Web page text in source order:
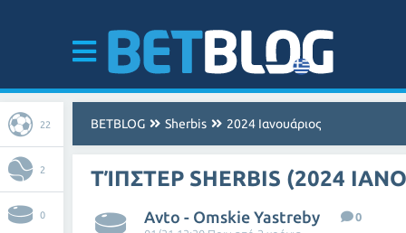
22
2
0
BETBLOG Sherbis 2024 Ιανουάριος
ΤΊΠΣΤΕΡ SHERBIS (2024
Avto - Omskie Yastreby
0